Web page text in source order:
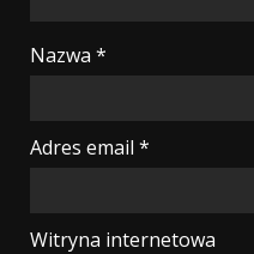
Nazwa *
Adres email *
Witryna internetowa